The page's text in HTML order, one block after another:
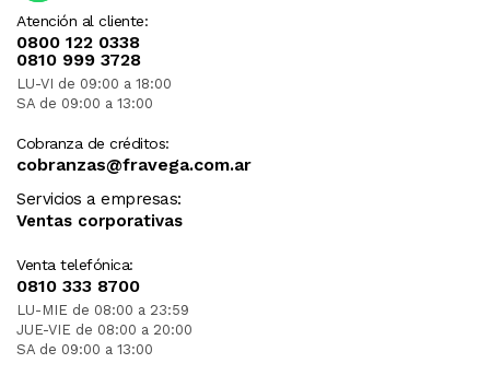
Atención al cliente:
0800 122 0338
0810 999 3728
LU-VI de 09:00 a 18:00
SA de 09:00 a 13:00
Cobranza de créditos:
cobranzas@fravega.com.ar
Servicios a empresas:
Ventas corporativas
Venta telefónica:
0810 333 8700
LU-MIE de 08:00 a 23:59
JUE-VIE de 08:00 a 20:00
SA de 09:00 a 13:00